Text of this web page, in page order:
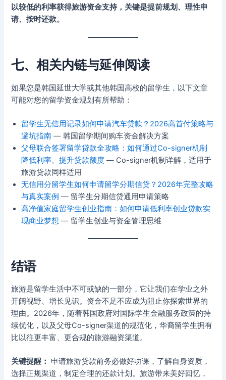
以较低的利率获得旅游资金支持，关键是提前规划、理性申
请、按时还款。
七、相关内链与延伸阅读
如果您是韩国延世大学或其他韩国高校的留学生，以下文章
可能对您的留学资金规划有所帮助：
留学生无信用记录如何申请汽车贷款？2026高首付策略与
避坑指南 — 韩国留学期间购车资金解决方案
父母联合签署留学贷款全攻略：如何通过Co-signer机制
降低利率、提升贷款额度 — Co-signer机制详解，适用于
旅游贷款同样适用
无信用分留学生如何申请留学分期信贷？2026年完整攻略
与真实案例 — 留学生分期信贷通用申请策略
高净值家庭留学生创业指南：如何申请低利率创业贷款实
现商业梦想 — 留学生创业与资金管理思维
结语
旅游是留学生活中不可或缺的一部分，它让我们在学业之外
开阔视野、增长见识。资金不足不应成为阻止你探索世界的
理由。2026年，随着韩国政府对国际学生金融服务政策的持
续优化，以及父母Co-signer渠道的规范化，华裔留学生拥有
比以往更丰富、更合规的旅游融资渠道。
关键提醒：
申请旅游贷款前务必做好功课，了解自身资质，
选择正规渠道，制定合理的还款计划。旅游带来美好回忆，